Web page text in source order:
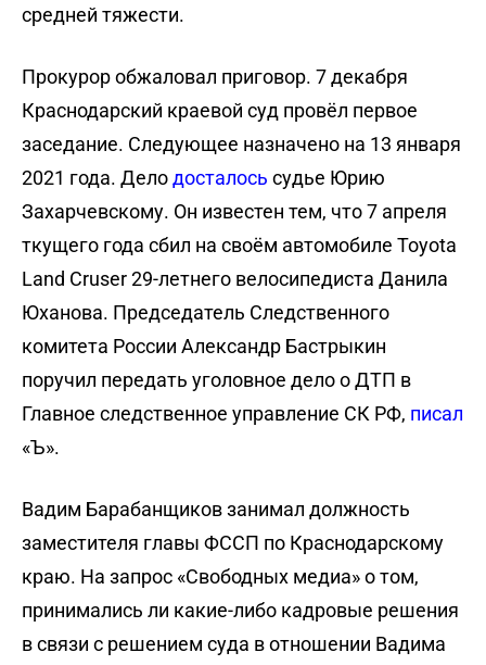
средней тяжести.
Прокурор обжаловал приговор. 7 декабря
Краснодарский краевой суд провёл первое
заседание. Следующее назначено на 13 января
2021 года. Делодосталось судье Юрию
Захарчевскому. Он известен тем, что 7 апреля
ткущего года сбил на своём автомобиле Toyota
Land Cruser 29-летнего велосипедиста Данила
Юханова. Председатель Следственного
комитета России Александр Бастрыкин
поручил передать уголовное дело о ДТП в
Главное следственное управление СК РФ, писал
«Ъ».
Вадим Барабанщиков занимал должность
заместителя главы ФССП по Краснодарскому
краю. На запрос «Свободных медиа» о том,
принимались ли какие-либо кадровые решения
в связи с решением суда в отношении Вадима